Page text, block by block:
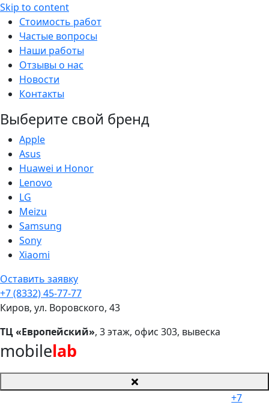
Skip to content
Стоимость работ
Частые вопросы
Наши работы
Отзывы о нас
Новости
Контакты
Выберите свой бренд
Apple
Asus
Huawei и Honor
Lenovo
LG
Meizu
Samsung
Sony
Xiaomi
Оставить заявку
+7 (8332) 45-77-77
Киров, ул. Воровского, 43
ТЦ «Европейский», 3 этаж, офис 303, вывеска
mobilelab
+7